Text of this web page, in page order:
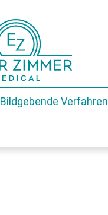
Bildgebende Verfahren